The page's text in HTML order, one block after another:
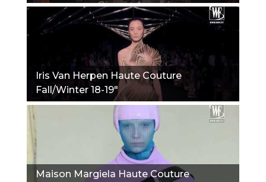
Iris Van Herpen Haute Couture
Fall/Winter 18-19"
Maison Margiela Haute Couture